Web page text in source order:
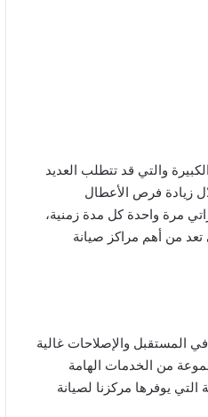
والتي قد تتطلب العديد
زيادة فرص الأعطال
مرة واحدة كل مدة زمنية،
من أهم مراكز صيانة
المستقبل والإصلاحات غالية
من الخدمات الهامة
يوفرها مركزنا لصيانة